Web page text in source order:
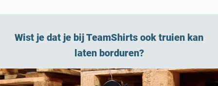
Wist je dat je bij TeamShirts ook truien kan
laten borduren?